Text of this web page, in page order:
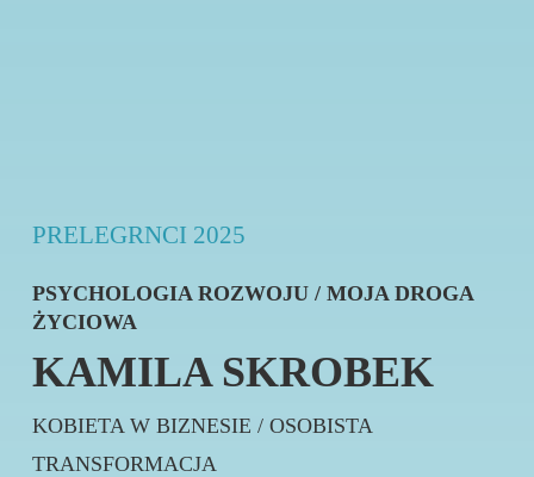
PRELEGRNCI 2025
PSYCHOLOGIA ROZWOJU / MOJA DROGA
ŻYCIOWA
KAMILA SKROBEK
KOBIETA W BIZNESIE / OSOBISTA
TRANSFORMACJA